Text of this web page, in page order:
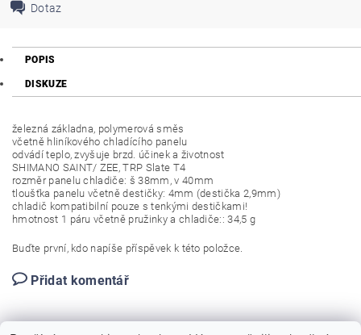
Dotaz
POPIS
DISKUZE
železná základna, polymerová směs
včetně hliníkového chladícího panelu
odvádí teplo, zvyšuje brzd. účinek a životnost
SHIMANO SAINT/ ZEE, TRP Slate T4
rozměr panelu chladiče: š 38mm, v 40mm
tloušťka panelu včetně destičky: 4mm (destička 2,9mm)
chladič kompatibilní pouze s tenkými destičkami!
hmotnost 1 páru včetně pružinky a chladiče:: 34,5 g
Buďte první, kdo napíše příspěvek k této položce.
Přidat komentář